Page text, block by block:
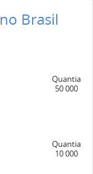
Brasil
Quantia
50 000
Quantia
10 000